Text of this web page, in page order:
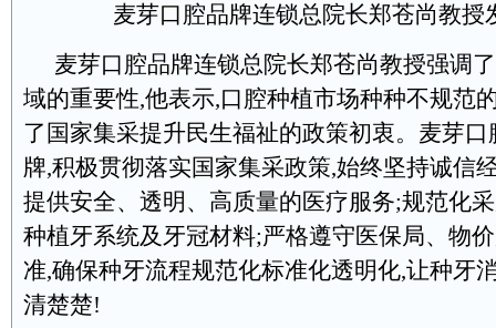
麦芽口腔品牌连锁总院长郑苍尚教授
麦芽口腔品牌连锁总院长郑苍尚教授强调
域的重要性,他表示,口腔种植市场种种不规范
了国家集采提升民生福祉的政策初衷。麦芽
牌,积极贯彻落实国家集采政策,始终坚持诚信
提供安全、透明、高质量的医疗服务;规范化
种植牙系统及牙冠材料;严格遵守医保局、物
准,确保种牙流程规范化标准化透明化,让种牙
清楚楚!